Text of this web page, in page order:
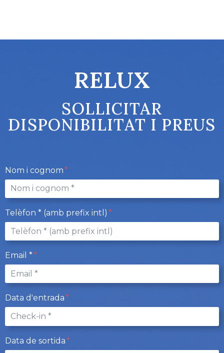
RELUX
SOLLICITAR
DISPONIBILITAT I PREUS
Nom i cognom
Telèfon * (amb prefix intl)
Email *
Data d'entrada
Data de sortida